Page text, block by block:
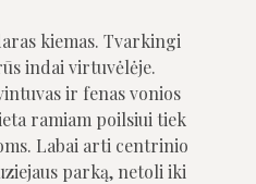
kiemas. Tvarkingi
indai virtuvėlėje.
ir fenas vonios
ramiam poilsiui tiek
Labai arti centrinio
parką, netoli iki